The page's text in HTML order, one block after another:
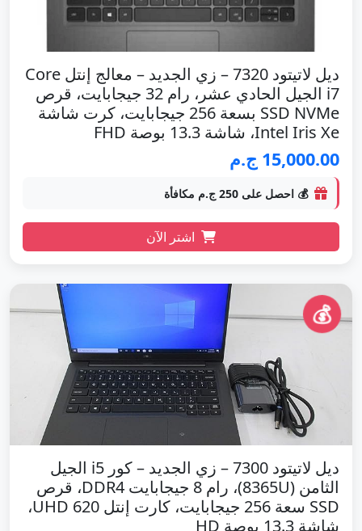
ديل لاتيتود 7320 – زي الجديد – معالج إنتل Core
i7 الجيل الحادي عشر، رام 32 جيجابايت، قرص
SSD NVMe بسعة 256 جيجابايت، كرت شاشة
Intel Iris Xe، شاشة 13.3 بوصة FHD
15,000.00 ج.م
💰 احصل على 250 ج.م مكافأة
اشتر الآن
💰
ديل لاتيتود 7300 – زي الجديد – كور i5 الجيل
الثامن (8365U)، رام 8 جيجابايت DDR4، قرص
SSD سعة 256 جيجابايت، كارت إنتل UHD 620،
شاشة 13.3 بوصة HD